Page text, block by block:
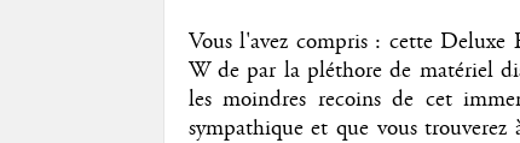
Vous l'avez compris : cette Deluxe
W de par la pléthore de matériel
les moindres recoins de cet
sympathique et que vous